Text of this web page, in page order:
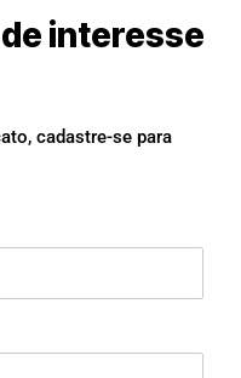
interesse
cadastre-se para